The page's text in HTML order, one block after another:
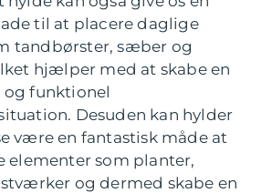
til at placere daglige
tandbørster, sæber og
hjælper med at skabe en
funktionel
Desuden kan hylder
være en fantastisk måde at
elementer som planter,
og dermed skabe en